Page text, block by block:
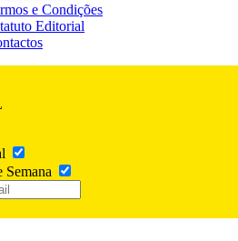
e Condições
Editorial
Semana